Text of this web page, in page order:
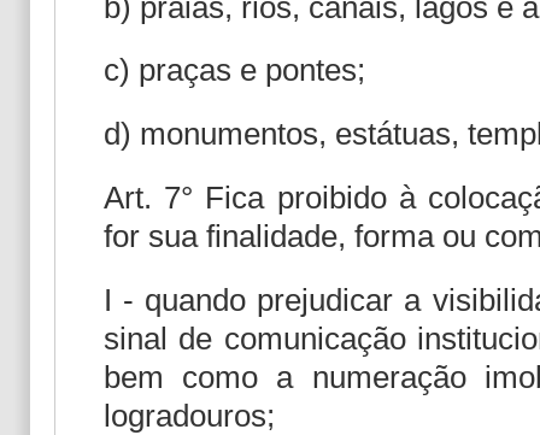
c) praças e pontes;
d) monumentos, estátuas,
Art. 7° Fica proibido à
for sua finalidade, forma ou
I - quando prejudicar a
sinal de comunicação
bem como a numeração
logradouros;